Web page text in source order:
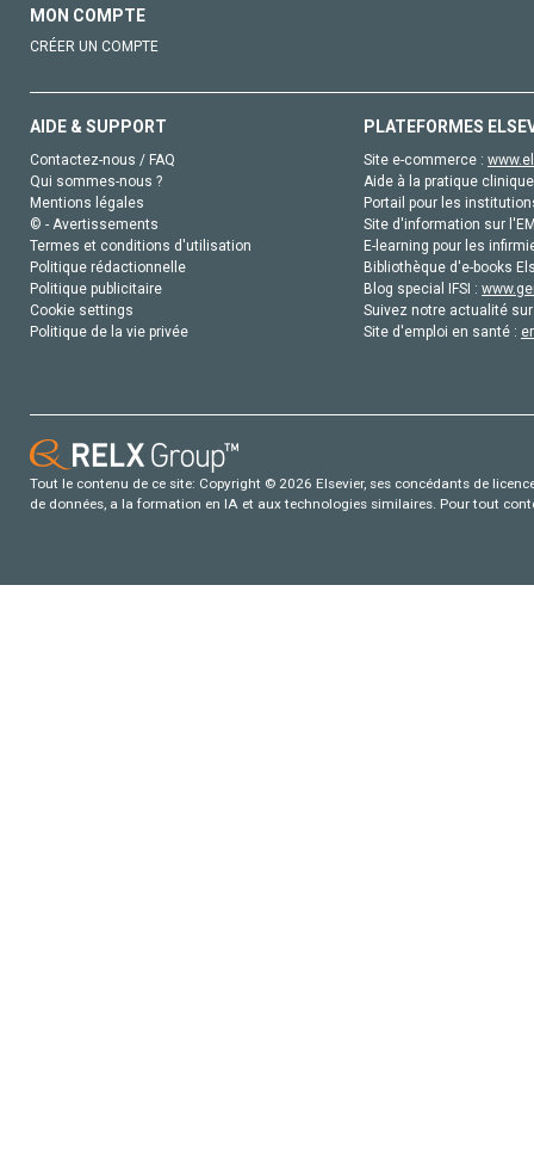
MON COMPTE
CRÉER UN COMPTE
AIDE & SUPPORT
Contactez-nous / FAQ
Qui sommes-nous ?
Mentions légales
© - Avertissements
Termes et conditions d'utilisation
Politique rédactionnelle
Politique publicitaire
Cookie settings
Politique de la vie privée
PLATEFORMES
Site e-commerce :
Aide à la pratique
Portail pour les
Site d'information sur
E-learning pour les
Bibliothèque d'e-books
Blog special IFSI :
Suivez notre actualité
Site d'emploi en santé :
Tout le contenu de ce site: Copyright © 2026 Elsevier, ses concédants de
de données, a la formation en IA et aux technologies similaires. Pour tout